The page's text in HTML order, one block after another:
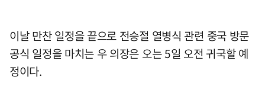
이날 만찬 일정을 끝으로 전승절 열병식 관련 중국 방문
공식 일정을 마치는 우 의장은 오는 5일 오전 귀국할 예
정이다.